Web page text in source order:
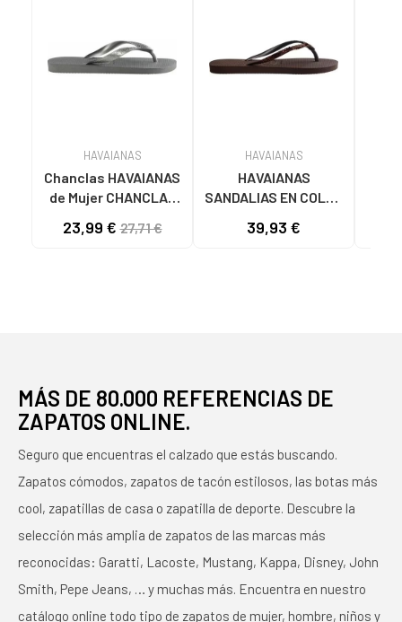
HAVAIANAS
Chanclas HAVAIANAS
de Mujer CHANCLAS
GREY VARIOS
23,99 €27,71 €
HAVAIANAS
HAVAIANAS
SANDALIAS EN COLOR
39,93 €
MÁS DE 80.000 REFERENCIAS DE
ZAPATOS ONLINE.
Seguro que encuentras el calzado que estás buscando.
Zapatos cómodos, zapatos de tacón estilosos, las botas más
cool, zapatillas de casa o zapatilla de deporte. Descubre la
selección más amplia de zapatos de las marcas más
reconocidas: Garatti, Lacoste, Mustang, Kappa, Disney, John
Smith, Pepe Jeans, … y muchas más. Encuentra en nuestro
catálogo online todo tipo de zapatos de mujer, hombre, niños y